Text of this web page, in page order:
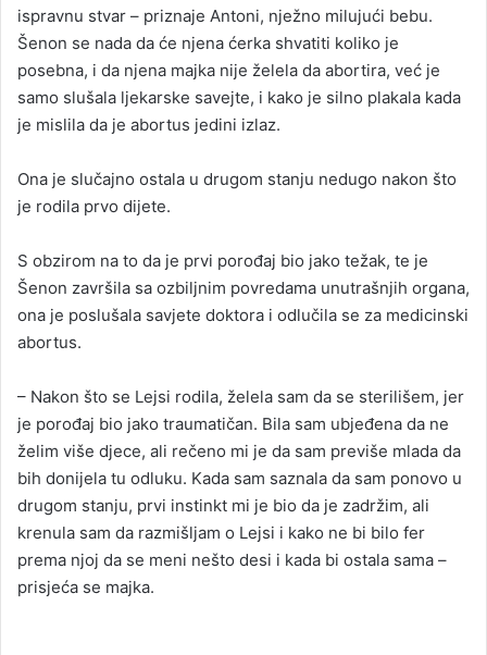
ispravnu stvar – priznaje Antoni, nježno milujući bebu.
Šenon se nada da će njena ćerka shvatiti koliko je
posebna, i da njena majka nije želela da abortira, već je
samo slušala ljekarske savejte, i kako je silno plakala kada
je mislila da je abortus jedini izlaz.
Ona je slučajno ostala u drugom stanju nedugo nakon što
je rodila prvo dijete.
S obzirom na to da je prvi porođaj bio jako težak, te je
Šenon završila sa ozbiljnim povredama unutrašnjih organa,
ona je poslušala savjete doktora i odlučila se za medicinski
abortus.
– Nakon što se Lejsi rodila, želela sam da se sterilišem, jer
je porođaj bio jako traumatičan. Bila sam ubjeđena da ne
želim više djece, ali rečeno mi je da sam previše mlada da
bih donijela tu odluku. Kada sam saznala da sam ponovo u
drugom stanju, prvi instinkt mi je bio da je zadržim, ali
krenula sam da razmišljam o Lejsi i kako ne bi bilo fer
prema njoj da se meni nešto desi i kada bi ostala sama –
prisjeća se majka.